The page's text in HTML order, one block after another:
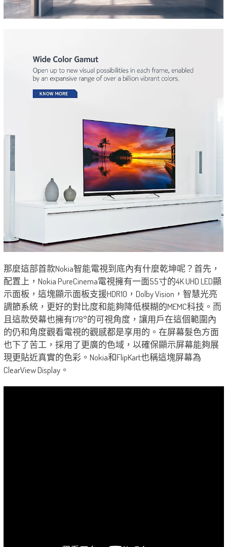
那麼這部首款Nokia智能電視到底內有什麼乾坤呢？首先，
配置上，Nokia PureCinema電視擁有一面55寸的4K UHD LED顯
示面板，這塊顯示面板支援HDR10，Dolby Vision，智慧光亮
調節系統，更好的對比度和能夠降低模糊的MEMC科技。而
且這款熒幕也擁有178°的可視角度，讓用戶在這個範圍內
的仍和角度觀看電視的觀感都是享用的。在屏幕髮色方面
也下了苦工，採用了更廣的色域，以確保顯示屏幕能夠展
現更貼近真實的色彩。Nokia和FlipKart也稱這塊屏幕為
ClearView Display。